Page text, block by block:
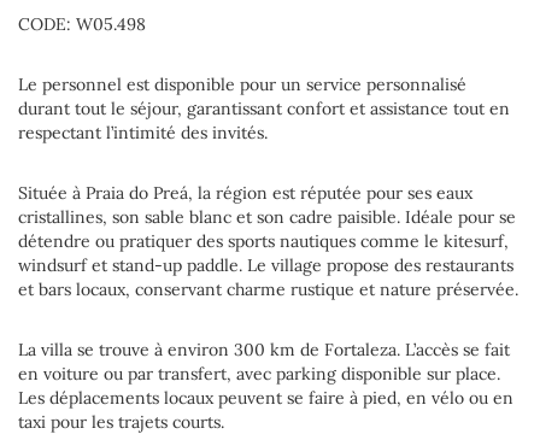
CODE: W05.498
Le personnel est disponible pour un service personnalisé
durant tout le séjour, garantissant confort et assistance tout en
respectant l’intimité des invités.
Située à Praia do Preá, la région est réputée pour ses eaux
cristallines, son sable blanc et son cadre paisible. Idéale pour se
détendre ou pratiquer des sports nautiques comme le kitesurf,
windsurf et stand-up paddle. Le village propose des restaurants
et bars locaux, conservant charme rustique et nature préservée.
La villa se trouve à environ 300 km de Fortaleza. L’accès se fait
en voiture ou par transfert, avec parking disponible sur place.
Les déplacements locaux peuvent se faire à pied, en vélo ou en
taxi pour les trajets courts.